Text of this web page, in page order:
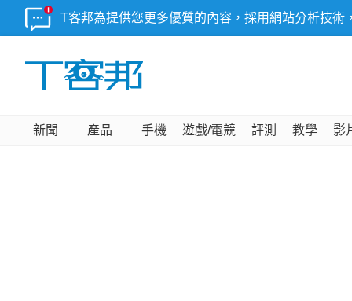
T客邦為提供您更多優質的內容，採用網站分析技
新聞 產品 手機 遊戲/電競 評測 教學 影